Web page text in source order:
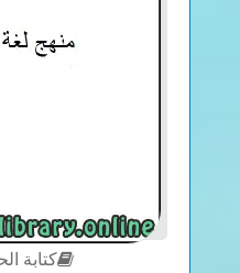
كتابة